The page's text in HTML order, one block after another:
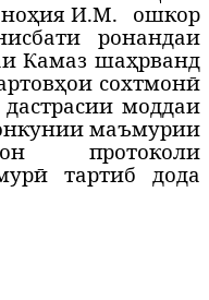
И.М.
ошкор
ронандаи
Камаз шаҳрванд
сохтмонӣ
моддаи
маъмурии
протоколи
тартиб дода